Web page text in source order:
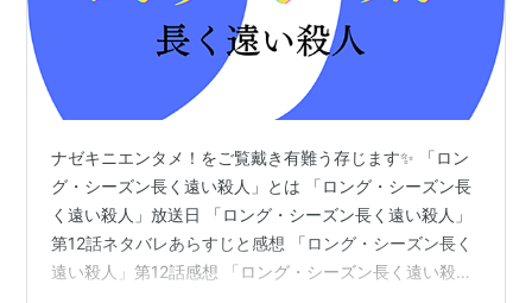
ナゼキニエンタメ！をご覧戴き有難う存じます✨ 「ロン
グ・シーズン長く遠い殺人」とは 「ロング・シーズン長
く遠い殺人」放送日 「ロング・シーズン長く遠い殺人」
第12話ネタバレあらすじと感想 「ロング・シーズン長く
遠い殺人」第12話感想 「ロング・シーズン長く遠い殺